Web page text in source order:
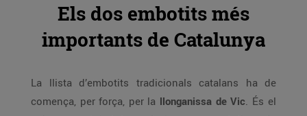
Els dos embotits més
importants de Catalunya
La llista d’embotits tradicionals catalans ha de
comença, per força, per la llonganissa de Vic. És el